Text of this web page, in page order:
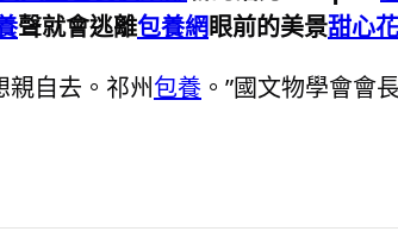
聲就會逃離包養網眼前的美景甜心
親自去。祁州包養 。”國文物學會會